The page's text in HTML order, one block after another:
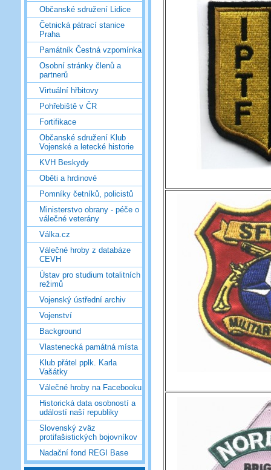
Občanské sdružení Lidice
Četnická pátrací stanice
Praha
Památník Čestná vzpomínka
Osobní stránky členů a
partnerů
Virtuální hřbitovy
Pohřebiště v ČR
Fortifikace
Občanské sdružení Klub
Vojenské a letecké historie
KVH Beskydy
Oběti a hrdinové
Pomníky četníků, policistů
Ministerstvo obrany - péče o
válečné veterány
Válka.cz
Válečné hroby z databáze
CEVH
Ústav pro studium totalitních
režimů
Vojenský ústřední archiv
Vojenství
Background
Vlastenecká památná místa
Klub přátel pplk. Karla
Vašátky
Válečné hroby na Facebooku
Historická data osobností a
událostí naší republiky
Slovenský zväz
protifašistických bojovníkov
Nadační fond REGI Base